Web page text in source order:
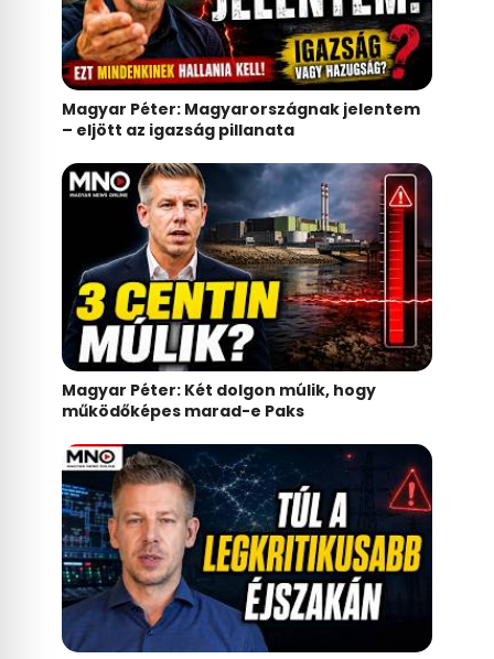
Magyar Péter: Magyarországnak jelentem
– eljött az igazság pillanata
Magyar Péter: Két dolgon múlik, hogy
működőképes marad-e Paks